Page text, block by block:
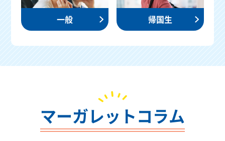
一般 帰国生
マーガレットコラム